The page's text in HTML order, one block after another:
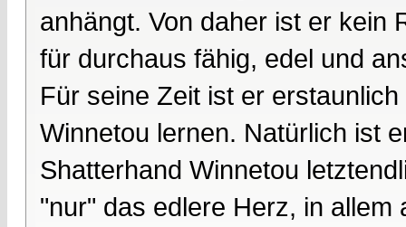
anhängt. Von daher ist er kein
für durchaus fähig, edel und
Für seine Zeit ist er
Winnetou lernen. Natürlich ist
Shatterhand Winnetou
"nur" das edlere Herz, in